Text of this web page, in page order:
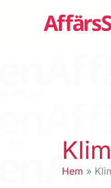
Hem